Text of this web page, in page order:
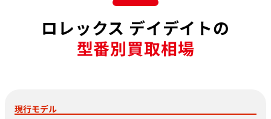
ロレックス デイデイトの
型番別買取相場
現行モデル